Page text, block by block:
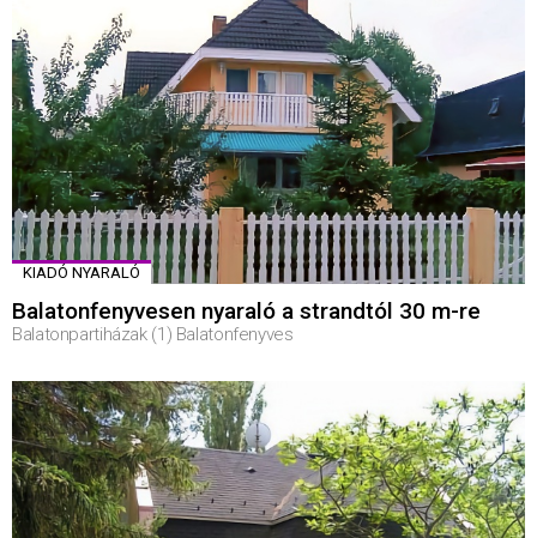
KIADÓ NYARALÓ
Balatonfenyvesen nyaraló a strandtól 30 m-re
Balatonpartiházak (1) Balatonfenyves